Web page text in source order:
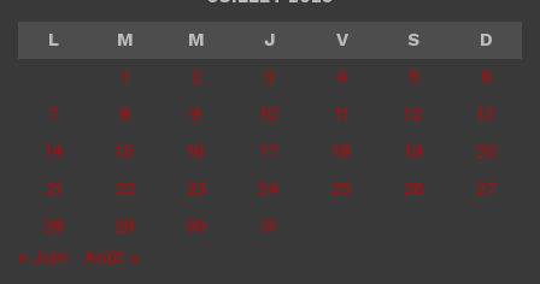
L
M M J V S
D
1
2 3 4 5
6
7
8 9 10 11 12
13
14
15 16 17 18 19
20
21
22 23 24 25 26
27
28
29 30
31
« Juin
Août »